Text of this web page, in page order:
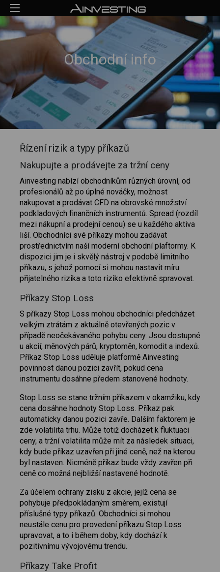
Obchodní info
Řízení rizik a typy příkazů
Nakupujte a prodávejte za tržní ceny
Ainvesting nabízí obchodníkům různých úrovní, od
profesionálů až po úplné nováčky, možnost
nakupovat a prodávat CFD na obrovské množství
podkladových finančních instrumentů. Spread (rozdíl
mezi nákupní a prodejní cenou) se u každého aktiva
liší. Obchodníci své příkazy mohou zadávat
prostřednictvím naší moderní obchodní plaftormy. K
dispozici jim je i skvělý nástroj v podobě limitního
příkazu, s jehož pomocí si mohou nastavit míru
přijatelného rizika a toto riziko efektivně spravovat.
Příkazy Stop Loss
S příkazy Stop Loss mohou obchodníci předcházet
velkým ztrátám z aktuálně otevřených pozic v
případě neočekávaného pohybu ceny. Jsou dostupné
u akcií, měnových párů, kryptoměn, komodit a indexů.
Příkaz Stop Loss uděluje platformě Ainvesting
povinnost danou pozici zavřít, pokud cena
instrumentu dosáhne předem stanovené hodnoty.
Stop Loss se stane tržním příkazem v okamžiku, kdy
cena dosáhne hodnoty Stop Loss. Příkaz pak
automaticky danou pozici zavře. Dalším faktorem je
zde volatilita trhu. Může totiž docházet k fluktuaci
ceny, a tržní volatilita může mít za následek situaci,
kdy bude příkaz uzavřen při jiné ceně, než na kterou
byl nastaven. Nicméně příkaz bude vždy zavřen při
ceně co možná nejbližší nastavené hodnotě.
Za účelem ochrany zisku z akcie, jejíž cena se
pohybuje předpokládaným směrem, existují
příslušné typy příkazů. Obchodníci si mohou
neustále cenu pro provedení příkazu Stop Loss
upravovat, a to i během doby, kdy dochází k
pozitivnímu vývojovému trendu.
Příkazy Take Profit